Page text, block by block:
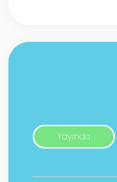
Yayında